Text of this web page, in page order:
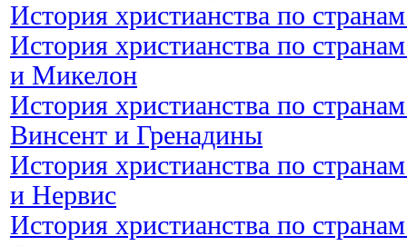
История христианства по
История христианства по
и Микелон
История христианства по
Винсент и Гренадины
История христианства по
и Нервис
История христианства по